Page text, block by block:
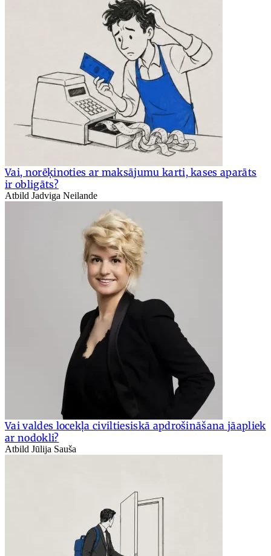
Vai, norēķinoties ar maksājumu karti, kases aparāts
ir obligāts?
Atbild Jadviga Neilande
Vai valdes locekļa civiltiesiskā apdrošināšana jāapliek
ar nodokli?
Atbild Jūlija Sauša